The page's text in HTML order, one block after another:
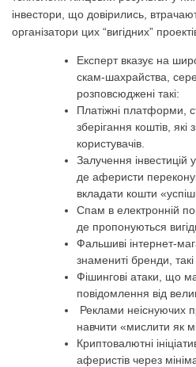
інвестори, що довірились,
організатори цих “вигідних”
Експерт вказує на
скам-шахрайства,
розповсюджені такі:
Платіжні платформи,
зберігання коштів,
користувачів.
Залучення інвестицій
де аферисти
вкладати кошти
Спам в електронній
де пропонуються
Фальшиві інтернет-
знамениті бренди,
Фішингові атаки, що
повідомлення від
Реклами неіснуючих
навчити «мислити як
Криптовалютні
аферистів через